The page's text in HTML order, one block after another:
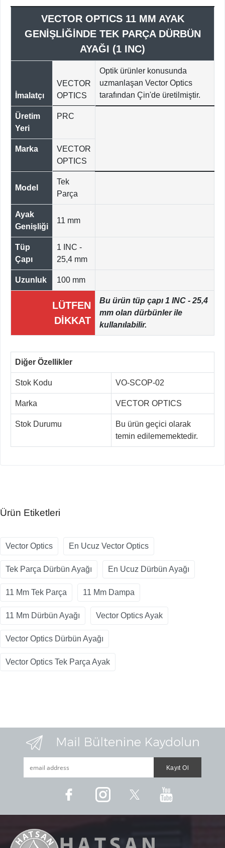
VECTOR OPTICS 11 MM AYAK
GENİŞLİĞİNDE TEK PARÇA DÜRBÜN
AYAĞI (1 INC)
İmalatçı
VECTOR
OPTICS
Optik ürünler konusunda
uzmanlaşan Vector Optics
tarafından Çin'de üretilmiştir.
Üretim
Yeri
PRC
Marka
VECTOR
OPTICS
Model
Tek
Parça
Ayak
Genişliği
11 mm
Tüp
Çapı
1 INC -
25,4 mm
Uzunluk 100 mm
LÜTFEN
DİKKAT
Bu ürün tüp çapı 1 INC - 25,4
mm olan dürbünler ile
kullanılabilir.
Diğer Özellikler
Stok Kodu VO-SCOP-02
Marka VECTOR OPTICS
Stok Durumu
Bu ürün geçici olarak
temin edilememektedir.
Ürün Etiketleri
Vector Optics En Ucuz Vector Optics
Tek Parça Dürbün Ayağı En Ucuz Dürbün Ayağı
11 Mm Tek Parça 11 Mm Dampa
11 Mm Dürbün Ayağı Vector Optics Ayak
Vector Optics Dürbün Ayağı
Vector Optics Tek Parça Ayak